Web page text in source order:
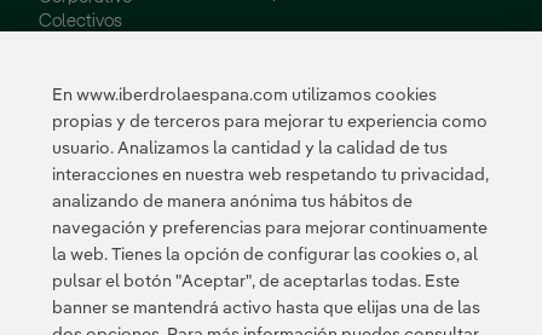
Colectivos
Innovación
Innovación en
Innovación
colaborativa
Next Generation EU
Ciberseguridad en
España
Smart Grids
Innovation Hub
En www.iberdrolaespana.com utilizamos cookies
propias y de terceros para mejorar tu experiencia como
usuario. Analizamos la cantidad y la calidad de tus
interacciones en nuestra web respetando tu privacidad,
analizando de manera anónima tus hábitos de
navegación y preferencias para mejorar continuamente
la web. Tienes la opción de configurar las cookies o, al
pulsar el botón "Aceptar", de aceptarlas todas. Este
banner se mantendrá activo hasta que elijas una de las